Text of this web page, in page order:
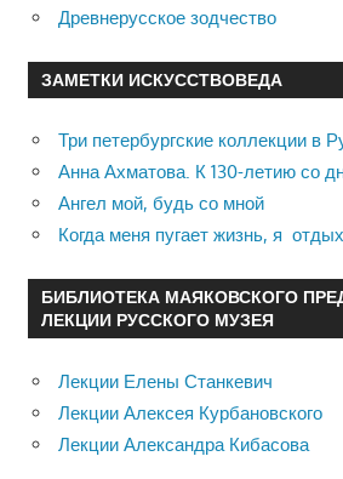
Древнерусское зодчество
ЗАМЕТКИ ИСКУССТВОВЕДА
Три петербургские коллекции в
Анна Ахматова. К 130-летию со
Ангел мой, будь со мной
Когда меня пугает жизнь, я
БИБЛИОТЕКА МАЯКОВСКОГО
ЛЕКЦИИ РУССКОГО МУЗЕЯ
Лекции Елены Станкевич
Лекции Алексея Курбановского
Лекции Александра Кибасова